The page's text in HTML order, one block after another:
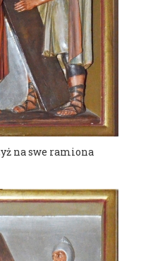
na swe ramiona